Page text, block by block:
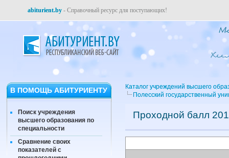
abiturient.by - Справочный ресурс для поступающих!
В ПОМОЩЬ АБИТУРИЕНТУ
Поиск учреждения
высшего образования по
специальности
Сравнение своих
показателей с
Каталог учреждений высшего
Полесский государственный
Проходной балл